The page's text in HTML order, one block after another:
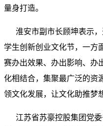
量身打造。
淮安市副市长顾坤表示，
学生创新创业文化节，一方
赛办出效果、办出影响、办
化相结合，集聚最广泛的资
领文化发展，让文化助推梦
江苏省苏豪控股集团党委